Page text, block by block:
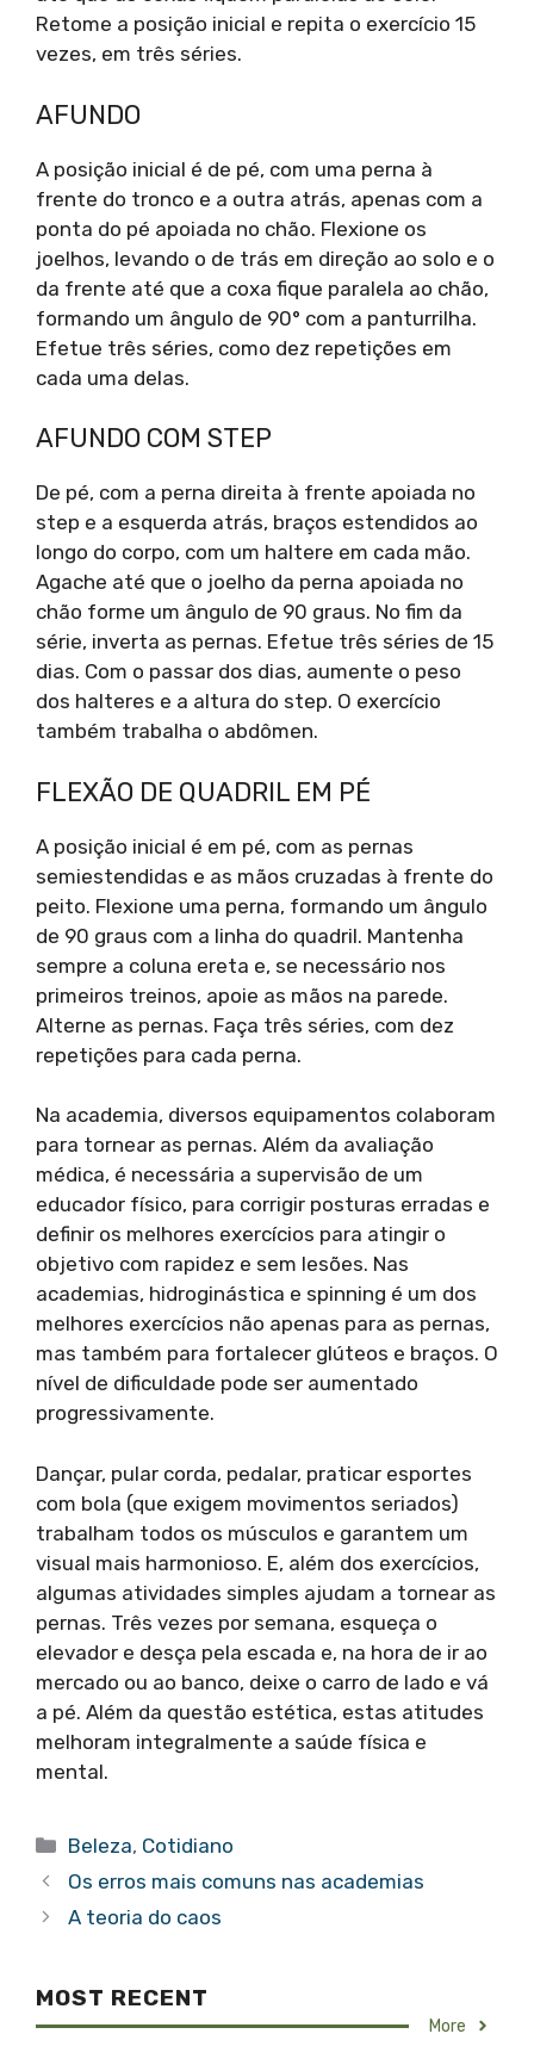
Retome a posição inicial e repita o exercício 15
vezes, em três séries.
AFUNDO
A posição inicial é de pé, com uma perna à
frente do tronco e a outra atrás, apenas com a
ponta do pé apoiada no chão. Flexione os
joelhos, levando o de trás em direção ao solo e o
da frente até que a coxa fique paralela ao chão,
formando um ângulo de 90° com a panturrilha.
Efetue três séries, como dez repetições em
cada uma delas.
AFUNDO COM STEP
De pé, com a perna direita à frente apoiada no
step e a esquerda atrás, braços estendidos ao
longo do corpo, com um haltere em cada mão.
Agache até que o joelho da perna apoiada no
chão forme um ângulo de 90 graus. No fim da
série, inverta as pernas. Efetue três séries de 15
dias. Com o passar dos dias, aumente o peso
dos halteres e a altura do step. O exercício
também trabalha o abdômen.
FLEXÃO DE QUADRIL EM PÉ
A posição inicial é em pé, com as pernas
semiestendidas e as mãos cruzadas à frente do
peito. Flexione uma perna, formando um ângulo
de 90 graus com a linha do quadril. Mantenha
sempre a coluna ereta e, se necessário nos
primeiros treinos, apoie as mãos na parede.
Alterne as pernas. Faça três séries, com dez
repetições para cada perna.
Na academia, diversos equipamentos colaboram
para tornear as pernas. Além da avaliação
médica, é necessária a supervisão de um
educador físico, para corrigir posturas erradas e
definir os melhores exercícios para atingir o
objetivo com rapidez e sem lesões. Nas
academias, hidroginástica e spinning é um dos
melhores exercícios não apenas para as pernas,
mas também para fortalecer glúteos e braços. O
nível de dificuldade pode ser aumentado
progressivamente.
Dançar, pular corda, pedalar, praticar esportes
com bola (que exigem movimentos seriados)
trabalham todos os músculos e garantem um
visual mais harmonioso. E, além dos exercícios,
algumas atividades simples ajudam a tornear as
pernas. Três vezes por semana, esqueça o
elevador e desça pela escada e, na hora de ir ao
mercado ou ao banco, deixe o carro de lado e vá
a pé. Além da questão estética, estas atitudes
melhoram integralmente a saúde física e
mental.
Categorias
Beleza, Cotidiano
Os erros mais comuns nas academias
A teoria do caos
MOST RECENT
More